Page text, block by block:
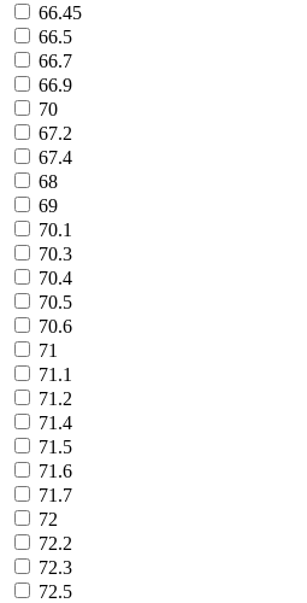
66.45
66.5
66.7
66.9
70
67.2
67.4
68
69
70.1
70.3
70.4
70.5
70.6
71
71.1
71.2
71.4
71.5
71.6
71.7
72
72.2
72.3
72.5